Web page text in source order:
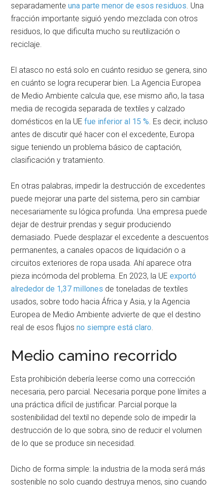
separadamenteuna parte menor de esos residuos . Una
fracción importante siguió yendo mezclada con otros
residuos, lo que dificulta mucho su reutilización o
reciclaje.
El atasco no está solo en cuánto residuo se genera, sino
en cuánto se logra recuperar bien. La Agencia Europea
de Medio Ambiente calcula que, ese mismo año, la tasa
media de recogida separada de textiles y calzado
domésticos en la UEfue inferior al 15 % . Es decir, incluso
antes de discutir qué hacer con el excedente, Europa
sigue teniendo un problema básico de captación,
clasificación y tratamiento.
En otras palabras, impedir la destrucción de excedentes
puede mejorar una parte del sistema, pero sin cambiar
necesariamente su lógica profunda. Una empresa puede
dejar de destruir prendas y seguir produciendo
demasiado. Puede desplazar el excedente a descuentos
permanentes, a canales opacos de liquidación o a
circuitos exteriores de ropa usada. Ahí aparece otra
pieza incómoda del problema. En 2023, la UEexportó
alrededor de 1,37 millones de toneladas de textiles
usados, sobre todo hacia África y Asia, y la Agencia
Europea de Medio Ambiente advierte de que el destino
real de esos flujosno siempre está claro
Medio camino recorrido
Esta prohibición debería leerse como una corrección
necesaria, pero parcial. Necesaria porque pone límites a
una práctica difícil de justificar. Parcial porque la
sostenibilidad del textil no depende solo de impedir la
destrucción de lo que sobra, sino de reducir el volumen
de lo que se produce sin necesidad.
Dicho de forma simple: la industria de la moda será más
sostenible no solo cuando destruya menos, sino cuando